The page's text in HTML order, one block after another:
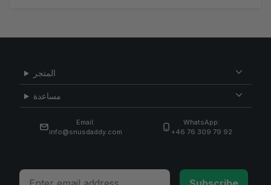
المتجر
مساعدة
Email:
info@snusdaddy.com
WhatsApp:
+46 76 309 79 92
Email